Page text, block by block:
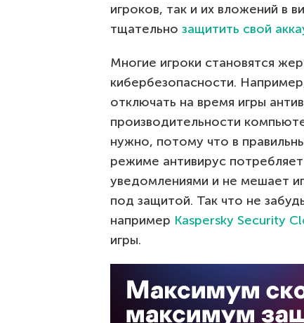
игроков, так и их вложений в
тщательно защитить свой
Многие игроки становятся
кибербезопасности.
отключать на время игры
производительности
нужно, потому что в
режиме антивирус
уведомлениями и не мешает
под защитой. Так что не
например Kaspersky Security
игры.